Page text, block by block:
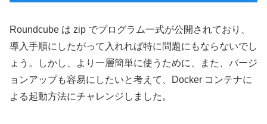
Roundcube は zip でプログラム一式が公開されており、
導入手順にしたがって入れれば特に問題にもならないでし
ょう。しかし、より一層簡単に使うために、また、バージ
ョンアップも容易にしたいと考えて、Docker コンテナに
よる起動方法にチャレンジしました。